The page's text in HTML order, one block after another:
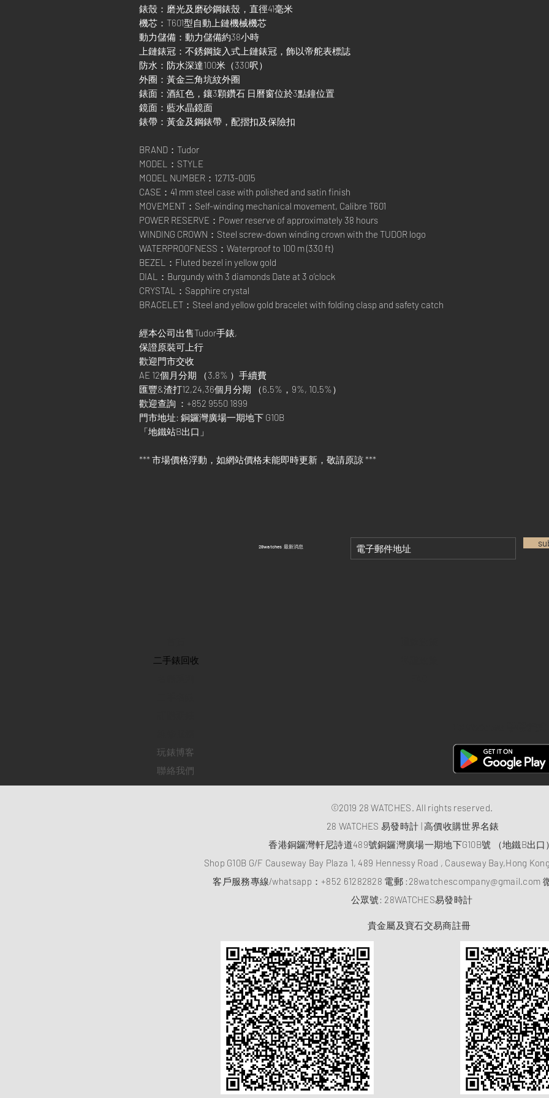
錶殼：磨光及磨砂鋼錶殼，直徑41毫米
機芯：T601型自動上鏈機械機芯
動力儲備：動力儲備約38小時
上鏈錶冠：不銹鋼旋入式上鏈錶冠，飾以帝舵表標誌
防水：防水深達100米（330呎）
外圈：黃金三角坑紋外圈
錶面：酒紅色，鑲3顆鑽石 日曆窗位於3點鐘位置
鏡面：藍水晶鏡面
錶帶：黃金及鋼錶帶，配摺扣及保險扣
BRAND：Tudor
MODEL：STYLE
MODEL NUMBER：12713-0015
CASE：41 mm steel case with polished and satin finish
MOVEMENT：Self-winding mechanical movement, Calibre T601
POWER RESERVE：Power reserve of approximately 38 hours
WINDING CROWN：Steel screw-down winding crown with the TUDOR logo
WATERPROOFNESS：Waterproof to 100 m (330 ft)
BEZEL：Fluted bezel in yellow gold
DIAL：Burgundy with 3 diamonds Date at 3 o’clock
CRYSTAL：Sapphire crystal
BRACELET：Steel and yellow gold bracelet with folding clasp and safety catch
經本公司出售Tudor手錶,
保證原裝可上行
歡迎門市交收
AE 12個月分期 （3.8% ）手續費
匯豐&渣打12,24,36個月分期 （6.5%，9%, 10.5%）
歡迎查詢 ：+852 9550 1899
門市地址: 銅鑼灣廣場一期地下 G10B
「地鐵站B出口」
*** 市場價格浮動，如網站價格未能即時更新，敬請原諒 ***
​28watches 最新消息
​二手錶回收
玩錶博客
聯絡我們
©2019 28 WATCHES. All rights reserved.
28 WATCHES 易發時計 | 高價收購世界名錶
香港銅鑼灣軒尼詩道489號銅鑼灣廣場一期地下G10B號 （地鐵B出口）
Shop G10B G/F Causeway Bay Plaza 1, 489 Hennessy Road , Causeway Bay,Hong Kong
客戶服務專線/whatsapp：+852 61282828 電郵 : 28watchescompany@gmail.com
​公眾號: 28WATCHES易發時計
貴金屬及寶石交易商註冊